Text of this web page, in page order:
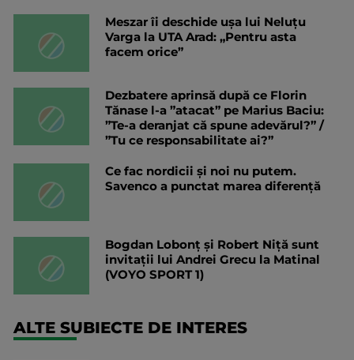
Meszar îi deschide ușa lui Neluțu
Varga la UTA Arad: „Pentru asta
facem orice”
Dezbatere aprinsă după ce Florin
Tănase l-a ”atacat” pe Marius Baciu:
”Te-a deranjat că spune adevărul?” /
”Tu ce responsabilitate ai?”
Ce fac nordicii și noi nu putem.
Savenco a punctat marea diferență
Bogdan Lobonț și Robert Niță sunt
invitații lui Andrei Grecu la Matinal
(VOYO SPORT 1)
ALTE SUBIECTE DE INTERES